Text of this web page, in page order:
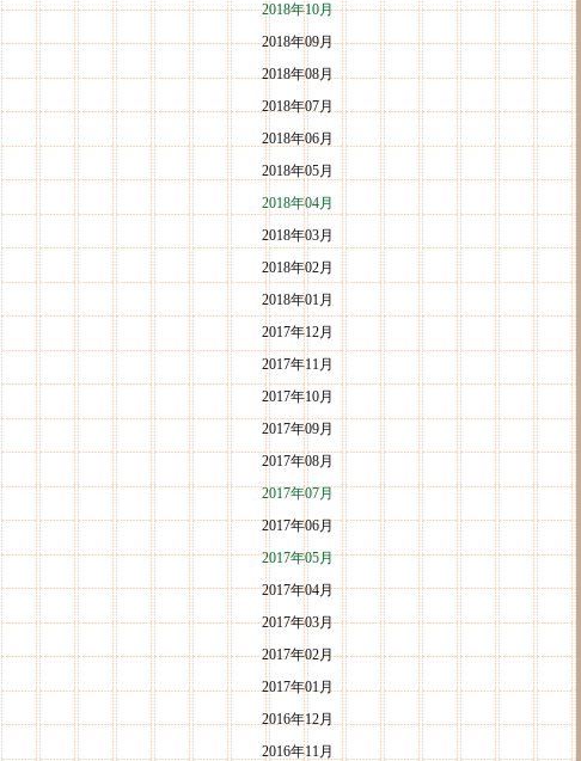
2018年10月
2018年09月
2018年08月
2018年07月
2018年06月
2018年05月
2018年04月
2018年03月
2018年02月
2018年01月
2017年12月
2017年11月
2017年10月
2017年09月
2017年08月
2017年07月
2017年06月
2017年05月
2017年04月
2017年03月
2017年02月
2017年01月
2016年12月
2016年11月